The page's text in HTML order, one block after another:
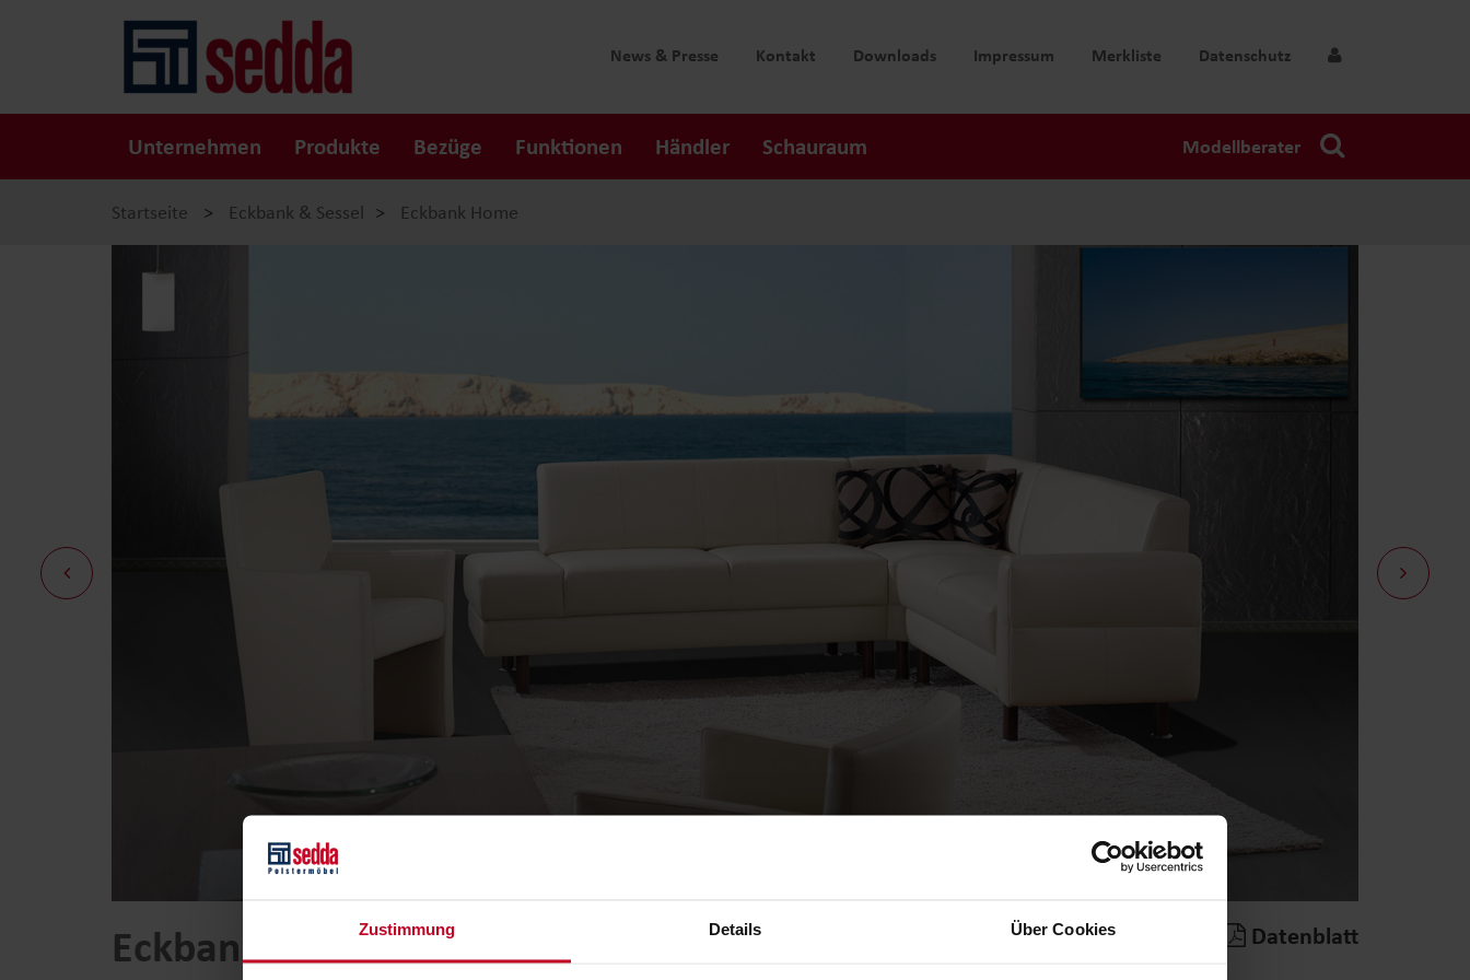
Zustimmung Details Über Cookies
News & Presse Kontakt Downloads Impressum Merkliste Datenschutz
Unternehmen Produkte Bezüge Funktionen Händler Schauraum Modellberater
Startseite > Eckbank & Sessel > Eckbank Home
Datenblatt
Eckbank Home